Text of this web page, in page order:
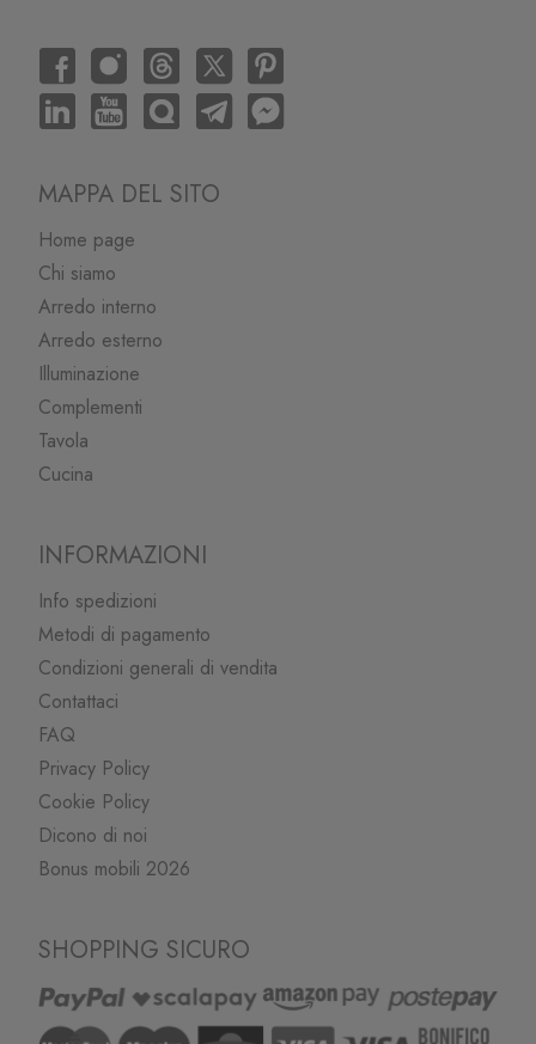
MAPPA DEL SITO
Home page
Chi siamo
Arredo interno
Arredo esterno
Illuminazione
Complementi
Tavola
Cucina
INFORMAZIONI
Info spedizioni
Metodi di pagamento
Condizioni generali di vendita
Contattaci
FAQ
Privacy Policy
Cookie Policy
Dicono di noi
Bonus mobili 2026
SHOPPING SICURO